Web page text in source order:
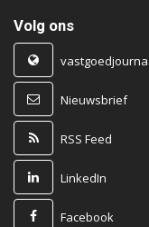
Volg ons
Nieuwsbrief
RSS Feed
LinkedIn
Facebook